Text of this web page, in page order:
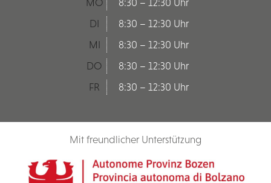
MO
8:30 – 12:30 Uhr
DI
8:30 – 12:30 Uhr
MI
8:30 – 12:30 Uhr
DO
8:30 – 12:30 Uhr
FR
8:30 – 12:30 Uhr
Mit freundlicher Unterstützung